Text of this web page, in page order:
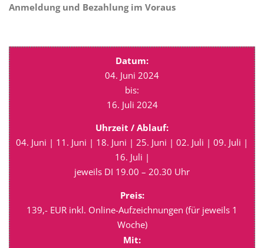
Anmeldung und Bezahlung im Voraus
Datum:
04. Juni 2024
bis:
16. Juli 2024
Uhrzeit / Ablauf:
04. Juni | 11. Juni | 18. Juni | 25. Juni | 02. Juli | 09. Juli |
16. Juli |
jeweils DI 19.00 – 20.30 Uhr
Preis:
139,- EUR inkl. Online-Aufzeichnungen (für jeweils 1
Woche)
Mit: